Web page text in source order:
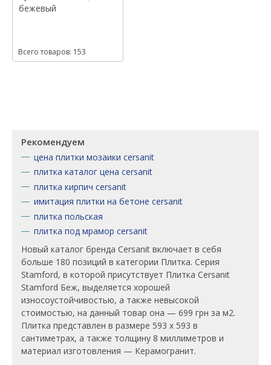
бежевый
Всего товаров: 153
Рекомендуем
цена плитки мозаики cersanit
плитка каталог цена cersanit
плитка кирпич cersanit
имитация плитки на бетоне cersanit
плитка польская
плитка под мрамор cersanit
Новый каталог бренда Cersanit включает в себя
больше 180 позиций в категории Плитка. Серия
Stamford, в которой присутствует Плитка Cersanit
Stamford Беж, выделяется хорошей
износоустойчивостью, а также невысокой
стоимостью, на данный товар она — 699 грн за м2.
Плитка представлен в размере 593 х 593 в
сантиметрах, а также толщину 8 миллиметров и
материал изготовления — Керамогранит.